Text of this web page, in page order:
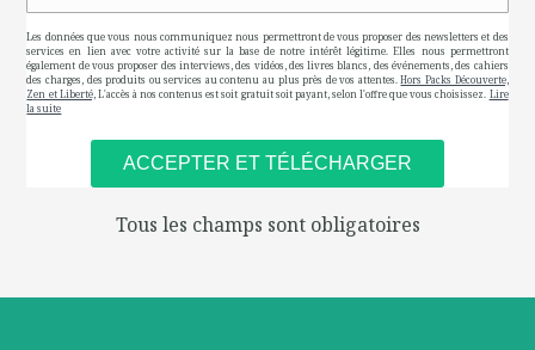
Les données que vous nous communiquez nous permettront de vous proposer des newsletters et des
services en lien avec votre activité sur la base de notre intérêt légitime. Elles nous permettront
également de vous proposer des interviews, des vidéos, des livres blancs, des événements, des cahiers
des charges, des produits ou services au contenu au plus près de vos attentes.Hors Packs Découverte,
Zen et Liberté, L'accès à nos contenus est soit gratuit soit payant, selon l'offre que vous choisissez. Lire
la suite
Tous les champs sont obligatoires